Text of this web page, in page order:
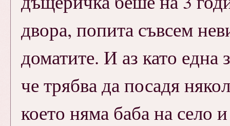
двора, попита съвсем
доматите. И аз като
че трябва да посадя
което няма баба на село